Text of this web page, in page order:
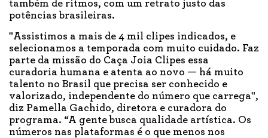
também de ritmos, com um retrato justo das
potências brasileiras.
"Assistimos a mais de 4 mil clipes indicados, e
selecionamos a temporada com muito cuidado. Faz
parte da missão do Caça Joia Clipes essa
curadoria humana e atenta ao novo — há muito
talento no Brasil que precisa ser conhecido e
valorizado, independente do número que carrega",
diz Pamella Gachido, diretora e curadora do
programa. “A gente busca qualidade artística. Os
números nas plataformas é o que menos nos